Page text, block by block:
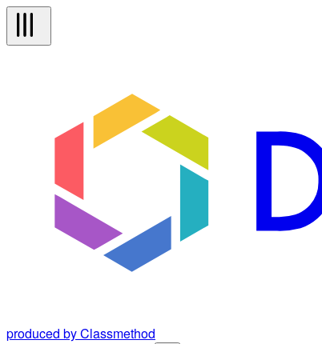
produced by Classmethod